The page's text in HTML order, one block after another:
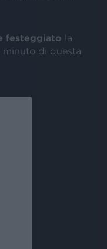
festeggiato la
minuto di questa